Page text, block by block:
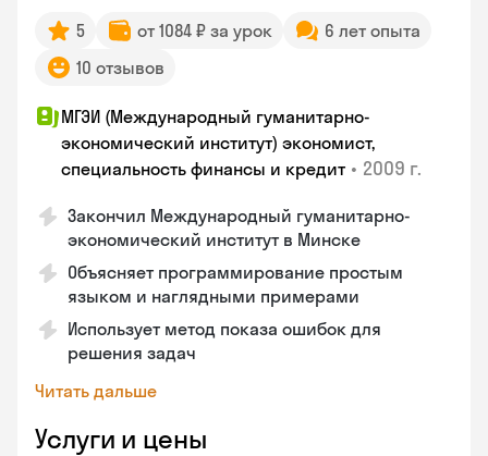
5 от 1084 ₽ за урок
6 лет опыта
10 отзывов
МГЭИ (Международный гуманитарно-
экономический институт) экономист,
специальность финансы и кредит • 2009 г.
Закончил Международный гуманитарно-
экономический институт в Минске
Объясняет программирование простым
языком и наглядными примерами
Использует метод показа ошибок для
решения задач
Читать дальше
Услуги и цены